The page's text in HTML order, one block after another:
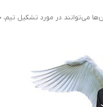
می‌توانند در مورد تشکیل